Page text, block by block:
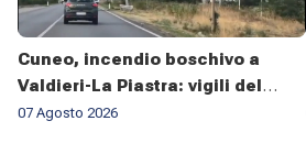
Cuneo, incendio boschivo a
Valdieri-La Piastra: vigili del
fuoco al lavoro da sette giorni
07 Agosto 2026